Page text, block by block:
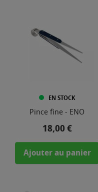
EN STOCK
Pince fine - ENO
Prix
18,00 €
Ajouter au panier